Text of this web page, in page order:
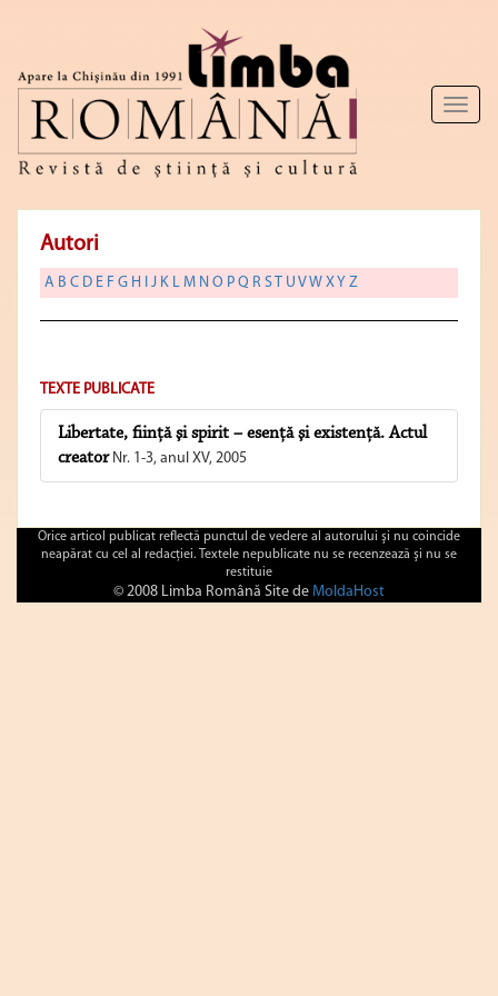
Toggle
Autori
A B C D E F G H I J K L M N O P Q R S T U VW X Y Z
TEXTE PUBLICATE
Libertate, fiinţă şi spirit – esenţă şi existenţă. Actul
creatorNr. 1-3, anul XV, 2005
Orice articol publicat reflectă punctul de vedere al autorului şi nu coincide
neapărat cu cel al redacţiei. Textele nepublicate nu se recenzează şi nu se
restituie
© 2008 Limba Română Site de MoldaHost